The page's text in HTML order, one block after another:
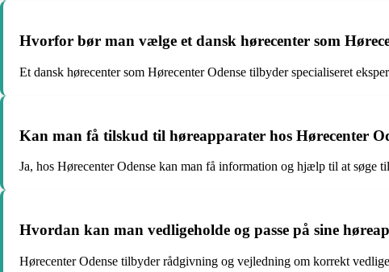
Hvorfor bør man vælge et dansk hørecenter som
Et dansk hørecenter som Hørecenter Odense tilbyder specialiseret
Kan man få tilskud til høreapparater hos Hørecenter
Ja, hos Hørecenter Odense kan man få information og hjælp til at søge
Hvordan kan man vedligeholde og passe på sine
Hørecenter Odense tilbyder rådgivning og vejledning om korrekt